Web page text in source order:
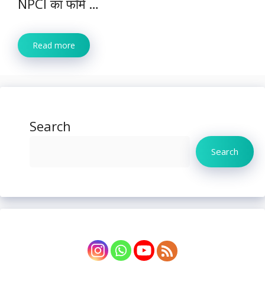
Read more
Search
Search